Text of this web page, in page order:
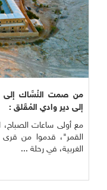
من صمت النُسَّاك إلى
إلى دير وادي المُقَلق :
مع أولى ساعات الصباح،
القمر"، قدموا من قرى
الغربية، في رحلة ...